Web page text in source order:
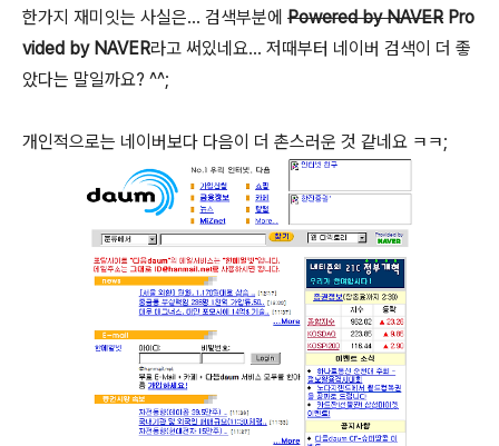
한가지 재미잇는 사실은... 검색부분에 Powered by NAVERPro
vided by NAVER라고 써있네요... 저때부터 네이버 검색이 더 좋
았다는 말일까요? ^^;
개인적으로는 네이버보다 다음이 더 촌스러운 것 같네요 ㅋㅋ;